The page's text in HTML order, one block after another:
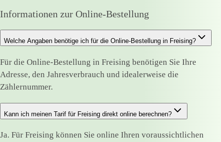
Informationen zur Online-Bestellung
Welche Angaben benötige ich für die Online-Bestellung in Freising?
Für die Online-Bestellung in Freising benötigen Sie Ihre
Adresse, den Jahresverbrauch und idealerweise die
Zählernummer.
Kann ich meinen Tarif für Freising direkt online berechnen?
Ja. Für Freising können Sie online Ihren voraussichtlichen